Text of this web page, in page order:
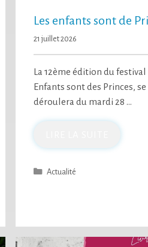
Les enfants sont de
21 juillet 2026
La 12ème édition du festival
Enfants sont des Princes, se
déroulera du mardi 28 …
Actualité